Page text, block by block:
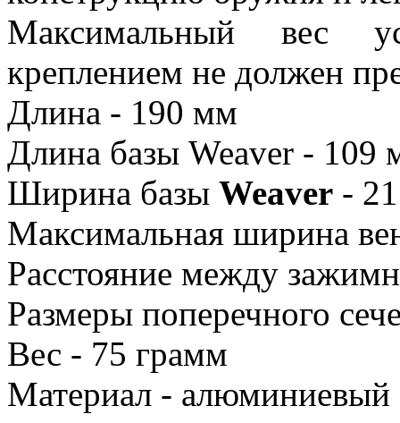
Максимальный вес
креплением не должен
Длина - 190 мм
Длина базы Weaver - 109
Ширина базы Weaver -
Максимальная ширина
Расстояние между
Размеры поперечного
Вес - 75 грамм
Материал - алюминиевый